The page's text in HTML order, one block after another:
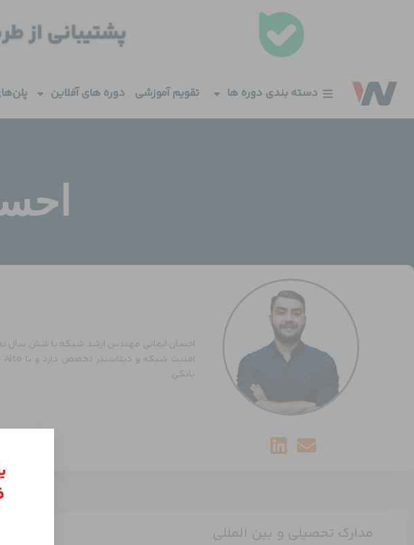
دسته بندی دوره ها تقویم آموزشی دوره های آفلاین
احسان ایمانی مهندس ارشد شبکه با شش سال
بانکی
مدارک تحصیلی و بین المللی